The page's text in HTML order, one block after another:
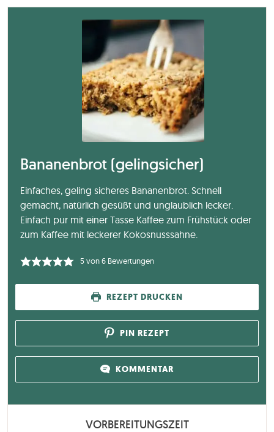
Bananenbrot (gelingsicher)
Einfaches, geling sicheres Bananenbrot. Schnell
gemacht, natürlich gesüßt und unglaublich lecker.
Einfach pur mit einer Tasse Kaffee zum Frühstück oder
zum Kaffee mit leckerer Kokosnusssahne.
5von6Bewertungen
REZEPT DRUCKEN
PIN REZEPT
KOMMENTAR
VORBEREITUNGSZEIT